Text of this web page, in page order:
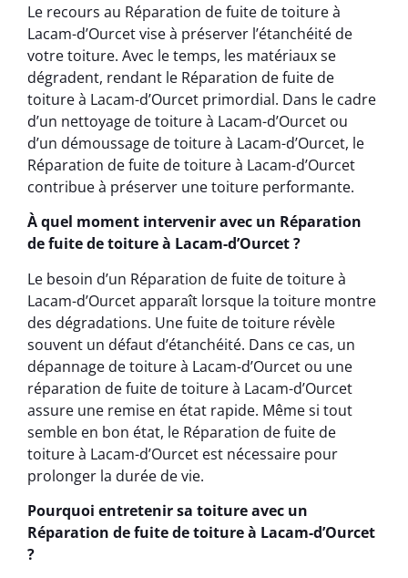
Le recours au Réparation de fuite de toiture à
Lacam-d’Ourcet vise à préserver l’étanchéité de
votre toiture. Avec le temps, les matériaux se
dégradent, rendant le Réparation de fuite de
toiture à Lacam-d’Ourcet primordial. Dans le cadre
d’un nettoyage de toiture à Lacam-d’Ourcet ou
d’un démoussage de toiture à Lacam-d’Ourcet, le
Réparation de fuite de toiture à Lacam-d’Ourcet
contribue à préserver une toiture performante.
À quel moment intervenir avec un Réparation
de fuite de toiture à Lacam-d’Ourcet ?
Le besoin d’un Réparation de fuite de toiture à
Lacam-d’Ourcet apparaît lorsque la toiture montre
des dégradations. Une fuite de toiture révèle
souvent un défaut d’étanchéité. Dans ce cas, un
dépannage de toiture à Lacam-d’Ourcet ou une
réparation de fuite de toiture à Lacam-d’Ourcet
assure une remise en état rapide. Même si tout
semble en bon état, le Réparation de fuite de
toiture à Lacam-d’Ourcet est nécessaire pour
prolonger la durée de vie.
Pourquoi entretenir sa toiture avec un
Réparation de fuite de toiture à Lacam-d’Ourcet
?